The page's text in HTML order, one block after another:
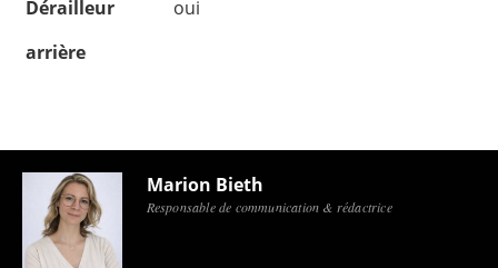
Dérailleur
arrière
oui
Marion Bieth
Responsable de communication & rédactrice